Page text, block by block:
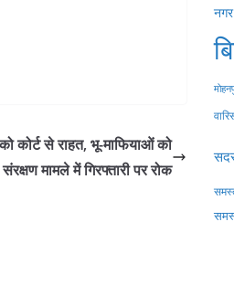
कोर्ट से राहत, भू-माफियाओं को
संरक्षण मामले में गिरफ्तारी पर रोक